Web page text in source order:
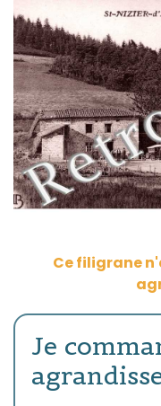
Ce filigrane
Je